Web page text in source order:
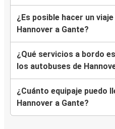
¿Es posible hacer un
Hannover a Gante?
¿Qué servicios a bordo
los autobuses de
¿Cuánto equipaje puedo
Hannover a Gante?